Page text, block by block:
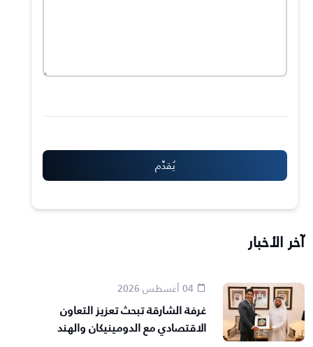
آخر الأخبار
04 أغسطس 2026
غرفة الشارقة تبحث تعزيز التعاون
الاقتصادي مع الدومينيكان والهند